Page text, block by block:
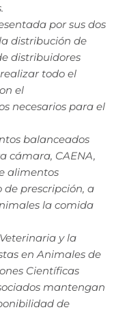
por sus dos
distribución de
distribuidores
todo el
el
necesarios para el
balanceados
cámara, CAENA,
alimentos
prescripción, a
la comida
y la
en Animales de
Científicas
mantengan
de